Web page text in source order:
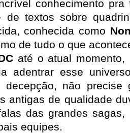
conhecimento
de textos sobre
conhecida como
de tudo o que
até o atual
adentrar esse
decepção, não precise
antigas de qualidade
das grandes
equipes.